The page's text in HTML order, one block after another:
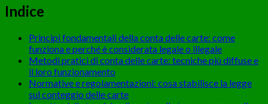
Indice
Principi fondamentali della conta delle carte: come
funziona e perché è considerata legale o illegale
Metodi pratici di conta delle carte: tecniche più diffuse e
il loro funzionamento
Normative e regolamentazioni: cosa stabilisce la legge
sul conteggio delle carte